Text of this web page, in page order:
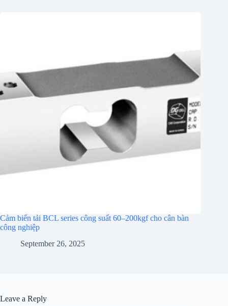
Cảm biến tải BCL series công suất 60–200kgf cho cân bàn
công nghiệp
September 26, 2025
Leave a Reply